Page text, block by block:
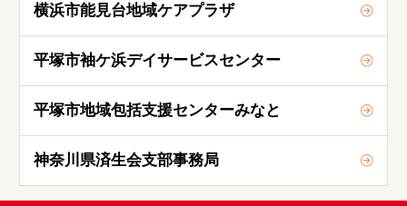
横浜市能見台地域ケアプラザ
平塚市袖ケ浜デイサービスセンター
平塚市地域包括支援センターみなと
神奈川県済生会支部事務局